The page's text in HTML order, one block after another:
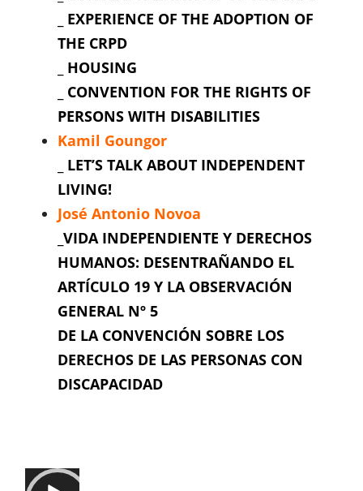
_ EXPERIENCE OF THE ADOPTION OF
THE CRPD
_ HOUSING
_ CONVENTION FOR THE RIGHTS OF
PERSONS WITH DISABILITIES
Kamil Goungor
_ LET’S TALK ABOUT INDEPENDENT
LIVING!
José Antonio Novoa
_VIDA INDEPENDIENTE Y DERECHOS
HUMANOS: DESENTRAÑANDO EL
ARTÍCULO 19 Y LA OBSERVACIÓN
GENERAL Nº 5
DE LA CONVENCIÓN SOBRE LOS
DERECHOS DE LAS PERSONAS CON
DISCAPACIDAD
Reproductor